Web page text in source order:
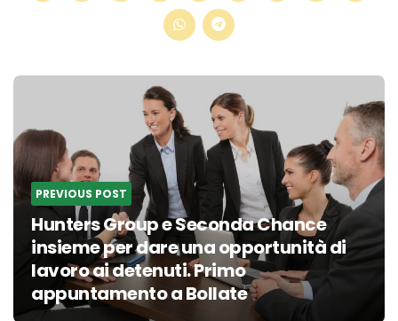
Post
navigation
PREVIOUS POST
Hunters Group e Seconda Chance
insieme per dare una opportunità di
lavoro ai detenuti. Primo
appuntamento a Bollate